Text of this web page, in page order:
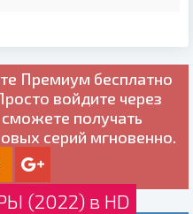
Премиум бесплатно
войдите через
получать
серий мгновенно.
(2022) в HD